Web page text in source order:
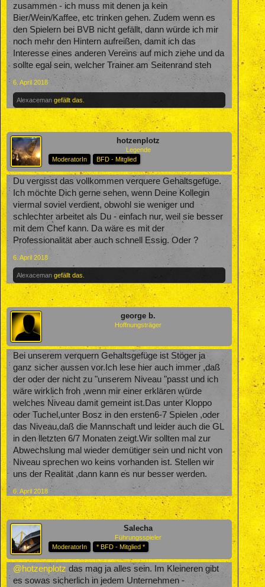
zusammen - ich muss mit denen ja kein
Bier/Wein/Kaffee, etc trinken gehen. Zudem wenn es
den Spielern bei BVB nicht gefällt, dann würde ich mir
noch mehr den Hintern aufreißen, damit ich das
Interesse eines anderen Vereins auf mich ziehe und da
sollte egal sein, welcher Trainer am Seitenrand steh
6. April 2018
Alexaceman gefällt das.
hotzenplotz
Legende
ModeratorIn
BFD - Mitglied
Du vergisst das vollkommen verquere Gehaltsgefüge.
Ich möchte Dich gerne sehen, wenn Deine Kollegin
viermal soviel verdient, obwohl sie weniger und
schlechter arbeitet als Du - einfach nur, weil sie besser
mit dem Chef kann. Da wäre es mit der
Professionalität aber auch schnell Essig. Oder ?
6. April 2018
Alexaceman gefällt das.
george b.
Hoffnungsträger
Bei unserem verquern Gehaltsgefüge ist Stöger ja
ganz sicher aussen vor.Ich lese hier auch immer ,daß
der oder der nicht zu "unserem Niveau "passt und ich
wäre wirklich froh ,wenn mir einer erklären würde
welches Niveau damit gemeint ist.Das unter Kloppo
oder Tuchel,unter Bosz in den ersten6-7 Spielen ,oder
das Niveau,daß die Mannschaft und leider auch die GL
in den lletzten 6/7 Monaten zeigt.Wir sollten mal zur
Abwechslung mal wieder demütiger sein und nicht von
Niveau sprechen wo keins vorhanden ist. Stellen wir
uns der Realität ,dann kann es nur besser werden.
6. April 2018
Salecha
Führungsspieler
ModeratorIn
* BFD - Mitglied *
@hotzenplotz das mag ja alles sein. Im Kleineren gibt
es sowas sicherlich in jedem Unternehmen -